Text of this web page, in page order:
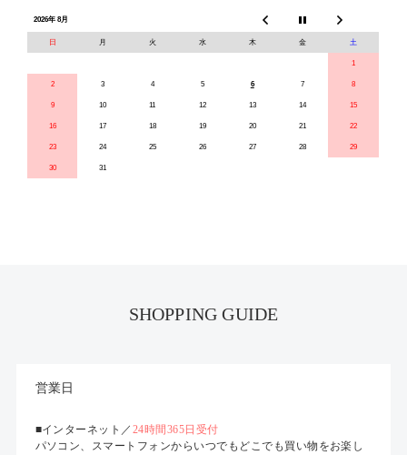
2026年 8月
日 月 火 水 木 金 土
1
2 3 4 5 6 7 8
9 10 11 12 13 14 15
16 17 18 19 20 21 22
23 24 25 26 27 28 29
30 31
SHOPPING GUIDE
営業日
■インターネット／ 24時間365日受付
パソコン、スマートフォンからいつでもどこでも買い物をお楽し